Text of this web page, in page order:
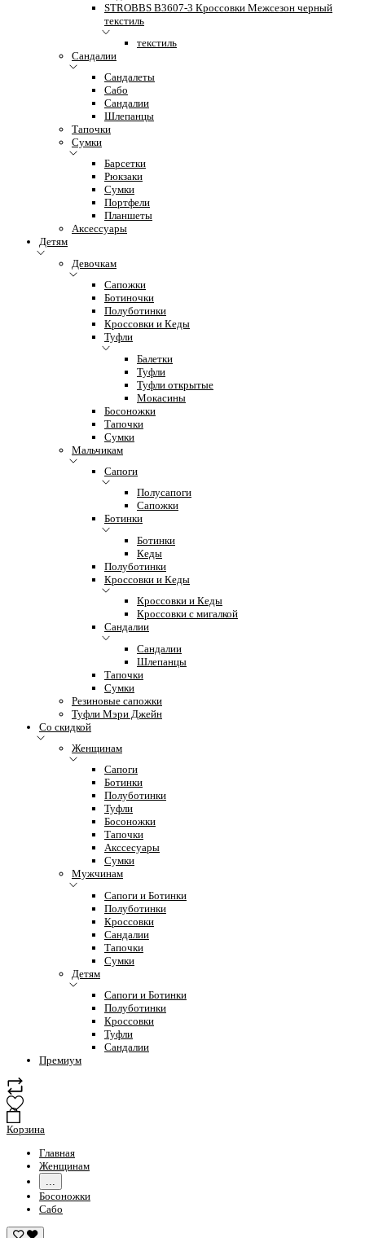
STROBBS B3607-3 Кроссовки Межсезон черный
текстиль
текстиль
Сандалии
Сандалеты
Сабо
Сандалии
Шлепанцы
Тапочки
Сумки
Барсетки
Рюкзаки
Сумки
Портфели
Планшеты
Аксессуары
Детям
Девочкам
Сапожки
Ботиночки
Полуботинки
Кроссовки и Кеды
Туфли
Балетки
Туфли
Туфли открытые
Мокасины
Босоножки
Тапочки
Сумки
Мальчикам
Сапоги
Полусапоги
Сапожки
Ботинки
Ботинки
Кеды
Полуботинки
Кроссовки и Кеды
Кроссовки и Кеды
Кроссовки с мигалкой
Сандалии
Сандалии
Шлепанцы
Тапочки
Сумки
Резиновые сапожки
Туфли Мэри Джейн
Со скидкой
Женщинам
Сапоги
Ботинки
Полуботинки
Туфли
Босоножки
Тапочки
Акссесуары
Сумки
Мужчинам
Сапоги и Ботинки
Полуботинки
Кроссовки
Сандалии
Тапочки
Сумки
Детям
Сапоги и Ботинки
Полуботинки
Кроссовки
Туфли
Сандалии
Премиум
Корзина
Главная
Женщинам
...
Босоножки
Сабо